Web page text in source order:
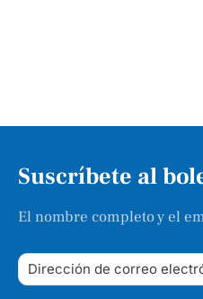
Suscríbete al
El nombre completo y el